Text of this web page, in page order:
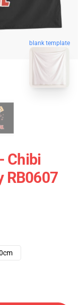
blank template
Chibi
RB0607